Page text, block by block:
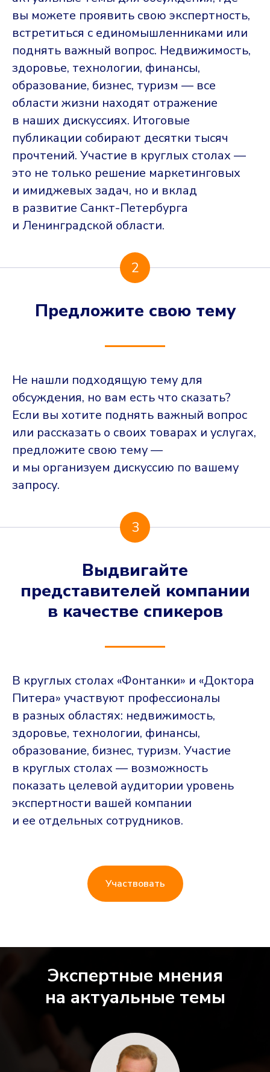
вы можете проявить свою экспертность,
встретиться с единомышленниками или
поднять важный вопрос. Недвижимость,
здоровье, технологии, финансы,
образование, бизнес, туризм — все
области жизни находят отражение
в наших дискуссиях. Итоговые
публикации собирают десятки тысяч
прочтений. Участие в круглых столах —
это не только решение маркетинговых
и имиджевых задач, но и вклад
в развитие Санкт-Петербурга
и Ленинградской области.
2
Предложите свою тему
Не нашли подходящую тему для
обсуждения, но вам есть что сказать?
Если вы хотите поднять важный вопрос
или рассказать о своих товарах и услугах,
предложите свою тему —
и мы организуем дискуссию по вашему
запросу.
3
Выдвигайте
представителей компании
в качестве спикеров
В круглых столах «Фонтанки» и «Доктора
Питера» участвуют профессионалы
в разных областях: недвижимость,
здоровье, технологии, финансы,
образование, бизнес, туризм. Участие
в круглых столах — возможность
показать целевой аудитории уровень
экспертности вашей компании
и ее отдельных сотрудников.
Участвовать
Экспертные мнения
на актуальные темы